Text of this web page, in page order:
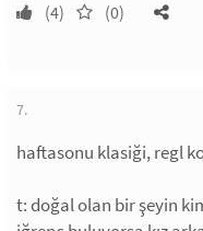
(4) (0)
7.
haftasonu klasiği, regl
t: doğal olan bir şeyin